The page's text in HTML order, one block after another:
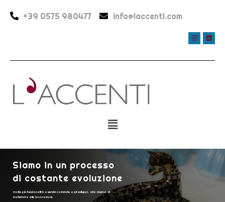
+39 0575 980477 info@laccenti.com